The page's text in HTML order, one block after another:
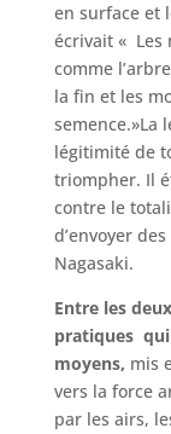
en surface et
écrivait « Les
comme
la fin et les
semence.»La
légitimité de
triompher. Il
contre le
d’envoyer
Nagasaki.
Entre les
pratiques
moyens, mis
vers la force
par les airs,